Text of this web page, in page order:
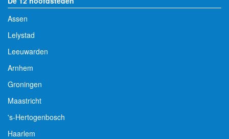
Assen
Lelystad
Leeuwarden
Arnhem
Groningen
Maastricht
's-Hertogenbosch
Haarlem